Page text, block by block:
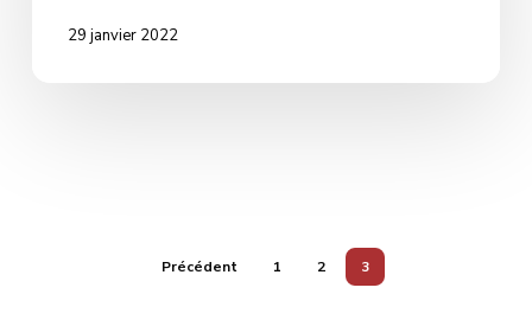
29 janvier 2022
Précédent 1 2 3